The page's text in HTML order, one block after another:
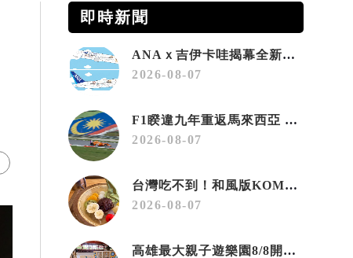
即時新聞
ANAｘ吉伊卡哇揭幕全新彩繪機「Chiikawa JET」
2026-08-07
F1睽違九年重返馬來西亞 三大國際賽事打造10月運動旅遊熱潮 賽車、自行車、路跑同週登場
2026-08-07
台灣吃不到！和風版KOMEDA咖啡讓你吃遍名古屋在地美食
2026-08-07
高雄最大親子遊樂園8/8開幕！30項設施免費玩、YOYO家族嗨翻暑假